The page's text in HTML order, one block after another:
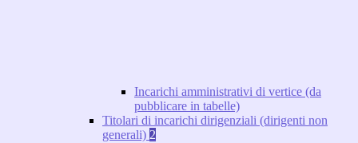
Incarichi amministrativi di vertice (da
pubblicare in tabelle)
Titolari di incarichi dirigenziali (dirigenti non
generali) 2